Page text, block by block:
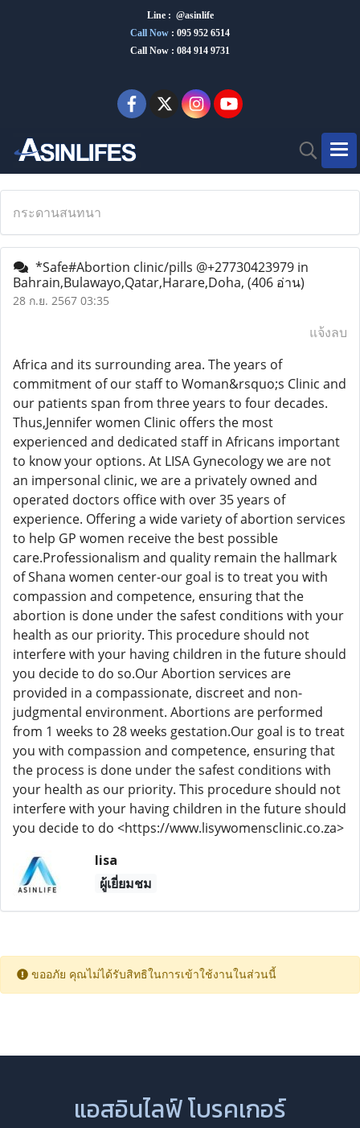
Line : @asinlife
Call Now : 095 952 6514
Call Now : 084 914 9731
กระดานสนทนา
*Safe#Abortion clinic/pills @+27730423979 in
Bahrain,Bulawayo,Qatar,Harare,Doha, (406 อ่าน)
28 ก.ย. 2567 03:35
แจ้งลบ
Africa and its surrounding area. The years of
commitment of our staff to Woman&rsquo;s Clinic and
our patients span from three years to four decades.
Thus,Jennifer women Clinic offers the most
experienced and dedicated staff in Africans important
to know your options. At LISA Gynecology we are not
an impersonal clinic, we are a privately owned and
operated doctors office with over 35 years of
experience. Offering a wide variety of abortion services
to help GP women receive the best possible
care.Professionalism and quality remain the hallmark
of Shana women center-our goal is to treat you with
compassion and competence, ensuring that the
abortion is done under the safest conditions with your
health as our priority. This procedure should not
interfere with your having children in the future should
you decide to do so.Our Abortion services are
provided in a compassionate, discreet and non-
judgmental environment. Abortions are performed
from 1 weeks to 28 weeks gestation.Our goal is to treat
you with compassion and competence, ensuring that
the process is done under the safest conditions with
your health as our priority. This procedure should not
interfere with your having children in the future should
you decide to do <https://www.lisywomensclinic.co.za>
lisa
ผู้เยี่ยมชม
ขออภัย คุณไม่ได้รับสิทธิในการเข้าใช้งานในส่วนนี้
แอสอินไลฟ์ โบรคเกอร์